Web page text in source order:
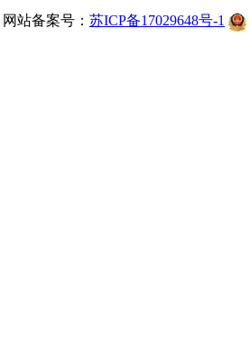
网站备案号： 苏ICP备17029648号-1